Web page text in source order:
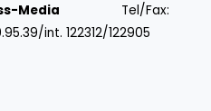
Media Tel/Fax:
int. 122312/122905